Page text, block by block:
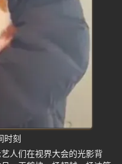
时刻
人们在视界大会的光影背